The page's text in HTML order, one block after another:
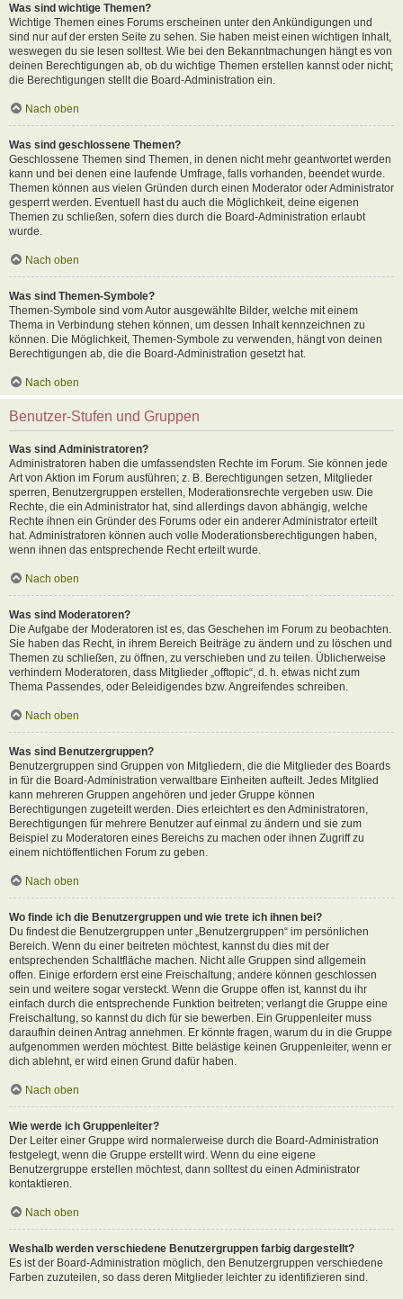
Was sind wichtige Themen?
Wichtige Themen eines Forums erscheinen unter den Ankündigungen und
sind nur auf der ersten Seite zu sehen. Sie haben meist einen wichtigen Inhalt,
weswegen du sie lesen solltest. Wie bei den Bekanntmachungen hängt es von
deinen Berechtigungen ab, ob du wichtige Themen erstellen kannst oder nicht;
die Berechtigungen stellt die Board-Administration ein.
Nach oben
Was sind geschlossene Themen?
Geschlossene Themen sind Themen, in denen nicht mehr geantwortet werden
kann und bei denen eine laufende Umfrage, falls vorhanden, beendet wurde.
Themen können aus vielen Gründen durch einen Moderator oder Administrator
gesperrt werden. Eventuell hast du auch die Möglichkeit, deine eigenen
Themen zu schließen, sofern dies durch die Board-Administration erlaubt
wurde.
Nach oben
Was sind Themen-Symbole?
Themen-Symbole sind vom Autor ausgewählte Bilder, welche mit einem
Thema in Verbindung stehen können, um dessen Inhalt kennzeichnen zu
können. Die Möglichkeit, Themen-Symbole zu verwenden, hängt von deinen
Berechtigungen ab, die die Board-Administration gesetzt hat.
Nach oben
Benutzer-Stufen und Gruppen
Was sind Administratoren?
Administratoren haben die umfassendsten Rechte im Forum. Sie können jede
Art von Aktion im Forum ausführen; z. B. Berechtigungen setzen, Mitglieder
sperren, Benutzergruppen erstellen, Moderationsrechte vergeben usw. Die
Rechte, die ein Administrator hat, sind allerdings davon abhängig, welche
Rechte ihnen ein Gründer des Forums oder ein anderer Administrator erteilt
hat. Administratoren können auch volle Moderationsberechtigungen haben,
wenn ihnen das entsprechende Recht erteilt wurde.
Nach oben
Was sind Moderatoren?
Die Aufgabe der Moderatoren ist es, das Geschehen im Forum zu beobachten.
Sie haben das Recht, in ihrem Bereich Beiträge zu ändern und zu löschen und
Themen zu schließen, zu öffnen, zu verschieben und zu teilen. Üblicherweise
verhindern Moderatoren, dass Mitglieder „offtopic“, d. h. etwas nicht zum
Thema Passendes, oder Beleidigendes bzw. Angreifendes schreiben.
Nach oben
Was sind Benutzergruppen?
Benutzergruppen sind Gruppen von Mitgliedern, die die Mitglieder des Boards
in für die Board-Administration verwaltbare Einheiten aufteilt. Jedes Mitglied
kann mehreren Gruppen angehören und jeder Gruppe können
Berechtigungen zugeteilt werden. Dies erleichtert es den Administratoren,
Berechtigungen für mehrere Benutzer auf einmal zu ändern und sie zum
Beispiel zu Moderatoren eines Bereichs zu machen oder ihnen Zugriff zu
einem nichtöffentlichen Forum zu geben.
Nach oben
Wo finde ich die Benutzergruppen und wie trete ich ihnen bei?
Du findest die Benutzergruppen unter „Benutzergruppen“ im persönlichen
Bereich. Wenn du einer beitreten möchtest, kannst du dies mit der
entsprechenden Schaltfläche machen. Nicht alle Gruppen sind allgemein
offen. Einige erfordern erst eine Freischaltung, andere können geschlossen
sein und weitere sogar versteckt. Wenn die Gruppe offen ist, kannst du ihr
einfach durch die entsprechende Funktion beitreten; verlangt die Gruppe eine
Freischaltung, so kannst du dich für sie bewerben. Ein Gruppenleiter muss
daraufhin deinen Antrag annehmen. Er könnte fragen, warum du in die Gruppe
aufgenommen werden möchtest. Bitte belästige keinen Gruppenleiter, wenn er
dich ablehnt, er wird einen Grund dafür haben.
Nach oben
Wie werde ich Gruppenleiter?
Der Leiter einer Gruppe wird normalerweise durch die Board-Administration
festgelegt, wenn die Gruppe erstellt wird. Wenn du eine eigene
Benutzergruppe erstellen möchtest, dann solltest du einen Administrator
kontaktieren.
Nach oben
Weshalb werden verschiedene Benutzergruppen farbig dargestellt?
Es ist der Board-Administration möglich, den Benutzergruppen verschiedene
Farben zuzuteilen, so dass deren Mitglieder leichter zu identifizieren sind.